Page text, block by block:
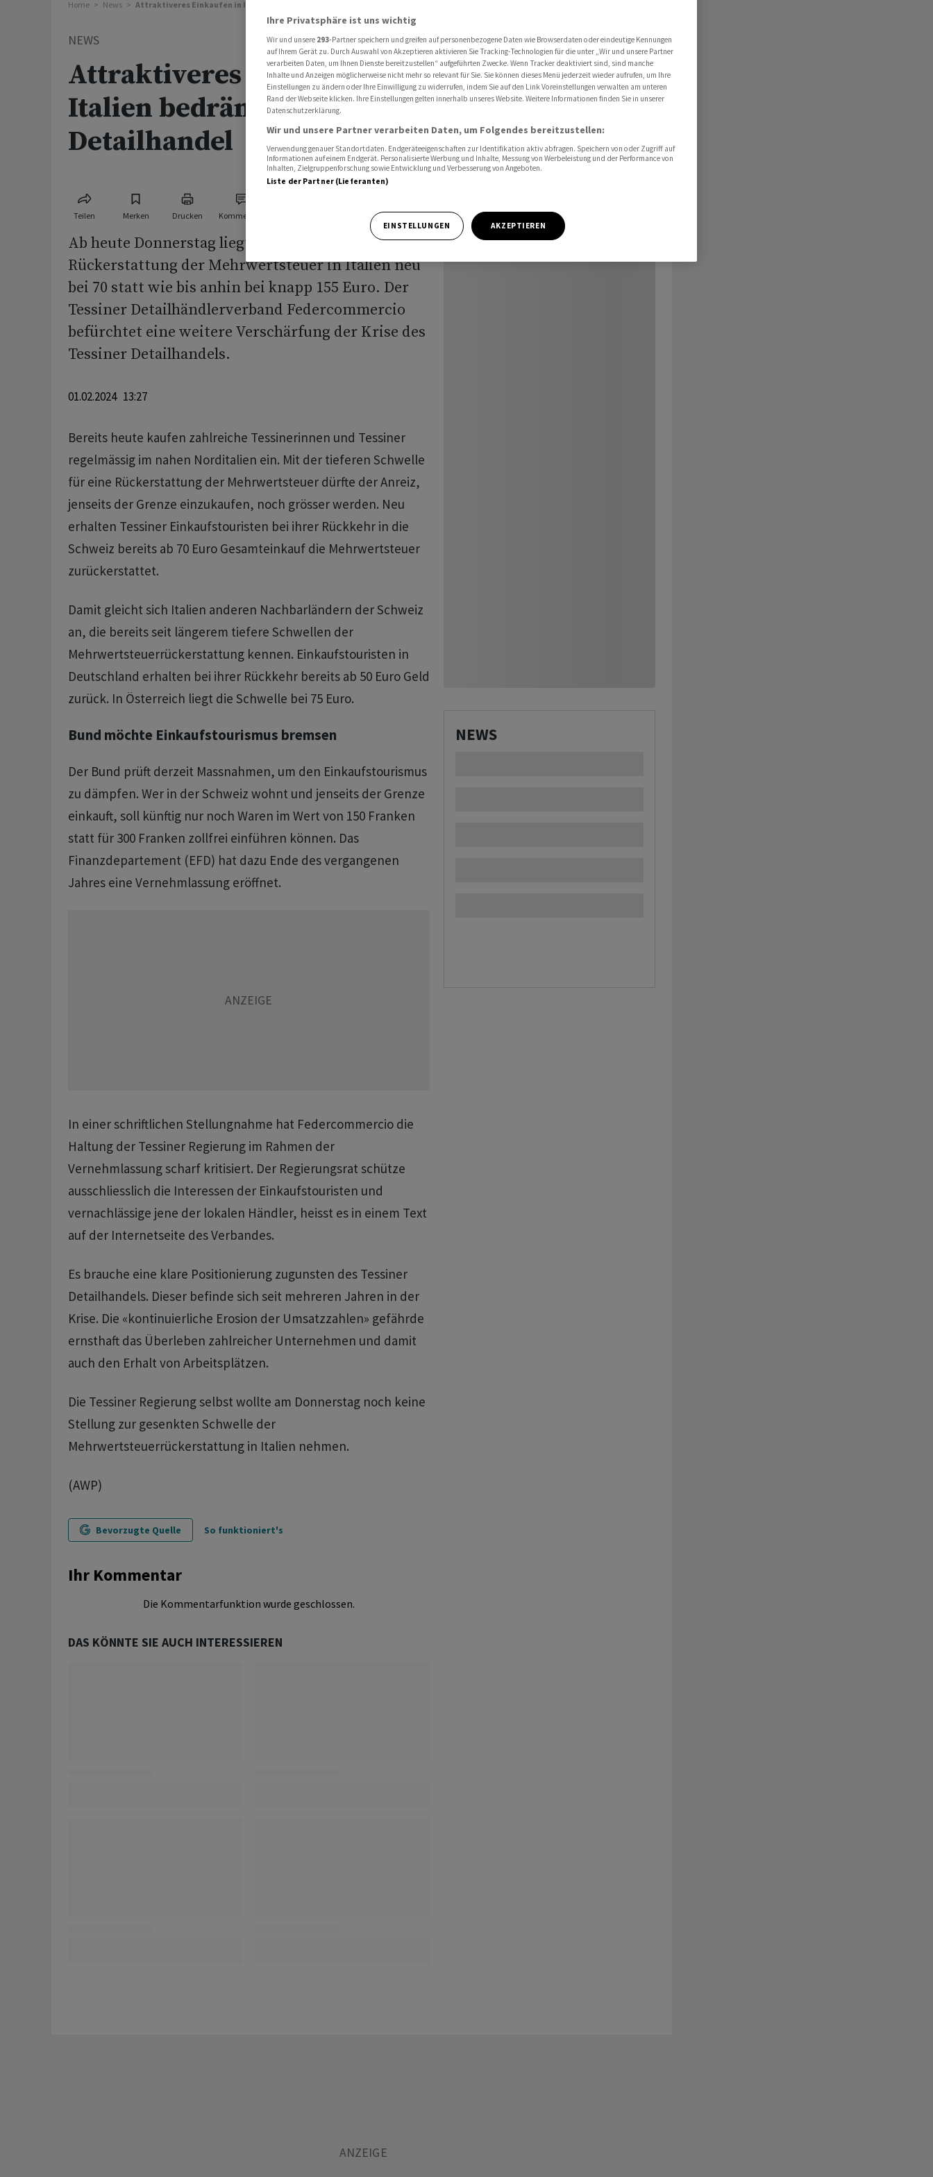
Home News Attraktiveres Einkaufen in Italien bedrängt Tessiner Detailhandel
NEWS
Attraktiveres Einkaufen in
Italien bedrängt Tessiner
Detailhandel
Teilen Merken Drucken Kommentare
Ab heute Donnerstag liegt die Schwelle der
Rückerstattung der Mehrwertsteuer in Italien neu
bei 70 statt wie bis anhin bei knapp 155 Euro. Der
Tessiner Detailhändlerverband Federcommercio
befürchtet eine weitere Verschärfung der Krise des
Tessiner Detailhandels.
01.02.2024 13:27
Bereits heute kaufen zahlreiche Tessinerinnen und Tessiner
regelmässig im nahen Norditalien ein. Mit der tieferen Schwelle
für eine Rückerstattung der Mehrwertsteuer dürfte der Anreiz,
jenseits der Grenze einzukaufen, noch grösser werden. Neu
erhalten Tessiner Einkaufstouristen bei ihrer Rückkehr in die
Schweiz bereits ab 70 Euro Gesamteinkauf die Mehrwertsteuer
zurückerstattet.
Damit gleicht sich Italien anderen Nachbarländern der Schweiz
an, die bereits seit längerem tiefere Schwellen der
Mehrwertsteuerrückerstattung kennen. Einkaufstouristen in
Deutschland erhalten bei ihrer Rückkehr bereits ab 50 Euro Geld
zurück. In Österreich liegt die Schwelle bei 75 Euro.
Bund möchte Einkaufstourismus bremsen
Der Bund prüft derzeit Massnahmen, um den Einkaufstourismus
zu dämpfen. Wer in der Schweiz wohnt und jenseits der Grenze
einkauft, soll künftig nur noch Waren im Wert von 150 Franken
statt für 300 Franken zollfrei einführen können. Das
Finanzdepartement (EFD) hat dazu Ende des vergangenen
Jahres eine Vernehmlassung eröffnet.
In einer schriftlichen Stellungnahme hat Federcommercio die
Haltung der Tessiner Regierung im Rahmen der
Vernehmlassung scharf kritisiert. Der Regierungsrat schütze
ausschliesslich die Interessen der Einkaufstouristen und
vernachlässige jene der lokalen Händler, heisst es in einem Text
auf der Internetseite des Verbandes.
Es brauche eine klare Positionierung zugunsten des Tessiner
Detailhandels. Dieser befinde sich seit mehreren Jahren in der
Krise. Die «kontinuierliche Erosion der Umsatzzahlen» gefährde
ernsthaft das Überleben zahlreicher Unternehmen und damit
auch den Erhalt von Arbeitsplätzen.
Die Tessiner Regierung selbst wollte am Donnerstag noch keine
Stellung zur gesenkten Schwelle der
Mehrwertsteuerrückerstattung in Italien nehmen.
(AWP)
Bevorzugte Quelle So funktioniert's
Ihr Kommentar
Die Kommentarfunktion wurde geschlossen.
DAS KÖNNTE SIE AUCH INTERESSIEREN
NEWS
Ihre Privatsphäre ist uns wichtig
Wir und unsere 293-Partner speichern und greifen auf personenbezogene Daten wie Browserdaten oder eindeutige Kennungen
auf Ihrem Gerät zu. Durch Auswahl von Akzeptieren aktivieren Sie Tracking-Technologien für die unter „Wir und unsere Partner
verarbeiten Daten, um Ihnen Dienste bereitzustellen“ aufgeführten Zwecke. Wenn Tracker deaktiviert sind, sind manche
Inhalte und Anzeigen möglicherweise nicht mehr so relevant für Sie. Sie können dieses Menü jederzeit wieder aufrufen, um Ihre
Einstellungen zu ändern oder Ihre Einwilligung zu widerrufen, indem Sie auf den Link Voreinstellungen verwalten am unteren
Rand der Webseite klicken. Ihre Einstellungen gelten innerhalb unseres Website. Weitere Informationen finden Sie in unserer
Datenschutzerklärung.
Wir und unsere Partner verarbeiten Daten, um Folgendes bereitzustellen:
Verwendung genauer Standortdaten. Endgeräteeigenschaften zur Identifikation aktiv abfragen. Speichern von oder Zugriff auf
Informationen auf einem Endgerät. Personalisierte Werbung und Inhalte, Messung von Werbeleistung und der Performance von
Inhalten, Zielgruppenforschung sowie Entwicklung und Verbesserung von Angeboten.
Liste der Partner (Lieferanten)
EINSTELLUNGEN AKZEPTIEREN